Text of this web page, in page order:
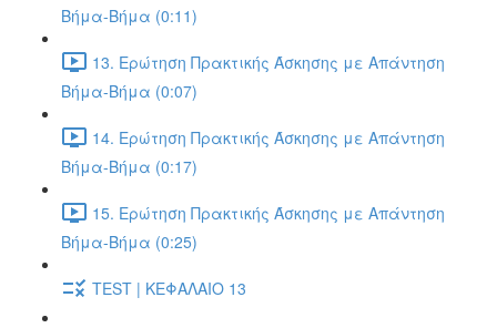
Βήμα-Βήμα (0:11)
13. Ερώτηση Πρακτικής Άσκησης με Απάντηση
Βήμα-Βήμα (0:07)
14. Ερώτηση Πρακτικής Άσκησης με Απάντηση
Βήμα-Βήμα (0:17)
15. Ερώτηση Πρακτικής Άσκησης με Απάντηση
Βήμα-Βήμα (0:25)
TEST | ΚΕΦΑΛΑΙΟ 13